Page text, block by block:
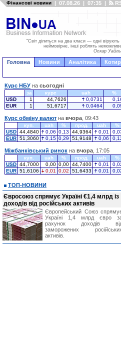
Фінансові новини | 07.08.26 | 07:35 |
"Світ ділиться на два класи — одні вірують
неймовірне, інші роблять
Оскар
Головна Новини Аналітика
Курс НБУ на сьогодні
за курс uah
%
USD
1 44,7626 0,0731
EUR
1 51,6717 0,0464
Курс обміну валют на вчора , 09:43
куп. uah % прод. uah
%
USD 44,4840 0,06 0,13 44,9364 0,01
EUR 51,3060 0,15 0,29 51,9148 0,06
Міжбанківський ринок на вчора , 17:05
куп. uah % прод. uah
%
USD 44,7000 0,00 0,00 44,7400 0,01
EUR 51,6106 0,01 0,02 51,6433 0,01
ТОП-НОВИНИ
Євросоюз спрямує Україні €1,4 млрд із
доходів від російських активів
Європейський Союз
Україні 1,4 млрд євро
рахунок доходів
заморожених
активів.